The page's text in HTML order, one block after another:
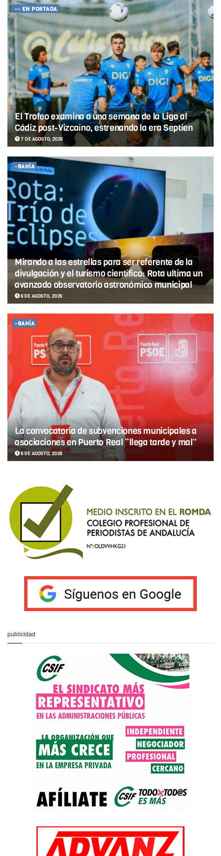
-- EN PORTADA
El Trofeo examina a una semana de la Liga al
Cádiz post-Vizcaíno, estrenando la era Septien
7 DE AGOSTO, 2026
-BAHÍA
Mirando a las estrellas para ser referente de la
divulgación y el turismo científico: Rota ultima un
avanzado observatorio astronómico municipal
6 DE AGOSTO, 2026
-BAHÍA
La convocatoria de subvenciones municipales a
asociaciones en Puerto Real “llega tarde y mal”
6 DE AGOSTO, 2026
publicidad